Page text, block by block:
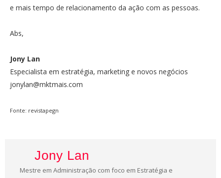
e mais tempo de relacionamento da ação com as pessoas.
Abs,
Jony Lan
Especialista em estratégia, marketing e novos negócios
jonylan@mktmais.com
Fonte: revistapegn
Jony Lan
Mestre em Administração com foco em Estratégia e